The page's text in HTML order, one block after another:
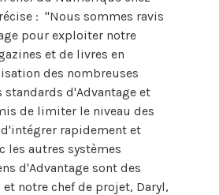
: "Nous sommes ravis
pour exploiter notre
et de livres en
des nombreuses
d'Advantage et
de limiter le niveau des
rapidement et
les autres systèmes
d'Advantage sont des
notre chef de projet, Daryl,